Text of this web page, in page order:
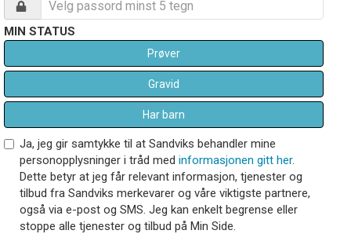
MIN STATUS
Prøver
Gravid
Har barn
Ja, jeg gir samtykke til at Sandviks behandler mine
personopplysninger i tråd med informasjonen gitt her.
Dette betyr at jeg får relevant informasjon, tjenester og
tilbud fra Sandviks merkevarer og våre viktigste partnere,
også via e-post og SMS. Jeg kan enkelt begrense eller
stoppe alle tjenester og tilbud på Min Side.